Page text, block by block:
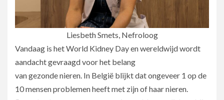
Liesbeth Smets, Nefroloog
Vandaag is het World Kidney Day en wereldwijd wordt
aandacht gevraagd voor het belang
van gezonde nieren. In België blijkt dat ongeveer 1 op de
10 mensen problemen heeft met zijn of haar nieren.